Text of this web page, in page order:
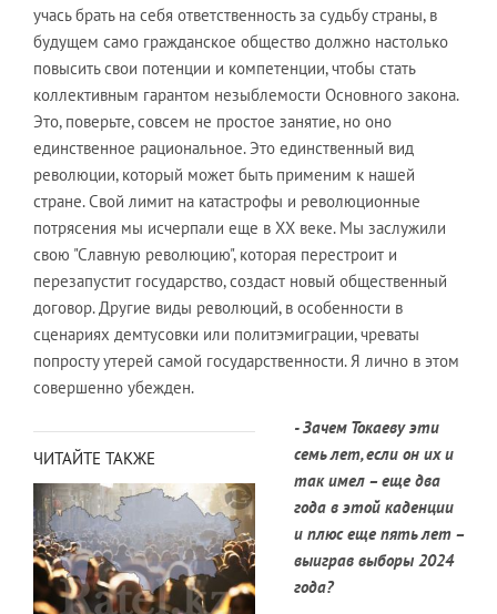
учась брать на себя ответственность за судьбу страны, в
будущем само гражданское общество должно настолько
повысить свои потенции и компетенции, чтобы стать
коллективным гарантом незыблемости Основного закона.
Это, поверьте, совсем не простое занятие, но оно
единственное рациональное. Это единственный вид
революции, который может быть применим к нашей
стране. Свой лимит на катастрофы и революционные
потрясения мы исчерпали еще в ХХ веке. Мы заслужили
свою "Славную революцию", которая перестроит и
перезапустит государство, создаст новый общественный
договор. Другие виды революций, в особенности в
сценариях демтусовки или политэмиграции, чреваты
попросту утерей самой государственности. Я лично в этом
совершенно убежден.
ЧИТАЙТЕ ТАКЖЕ
- Зачем Токаеву эти
семь лет, если он их и
так имел – еще два
года в этой каденции
и плюс еще пять лет –
выиграв выборы 2024
года?